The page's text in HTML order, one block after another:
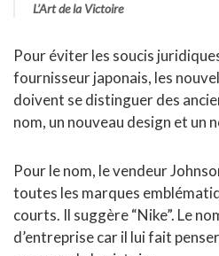
L’Art de la Victoire
Pour éviter les soucis
fournisseur japonais, les
doivent se distinguer des
nom, un nouveau design et un
Pour le nom, le vendeur
toutes les marques
courts. Il suggère “Nike”. Le
d’entreprise car il lui fait